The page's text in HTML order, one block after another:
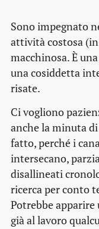
Sono impegnato
attività costosa
macchinosa. È
una cosiddetta
risate.
Ci vogliono
anche la minuta di
fatto, perché i
intersecano,
disallineati
ricerca per conto
Potrebbe apparire
già al lavoro